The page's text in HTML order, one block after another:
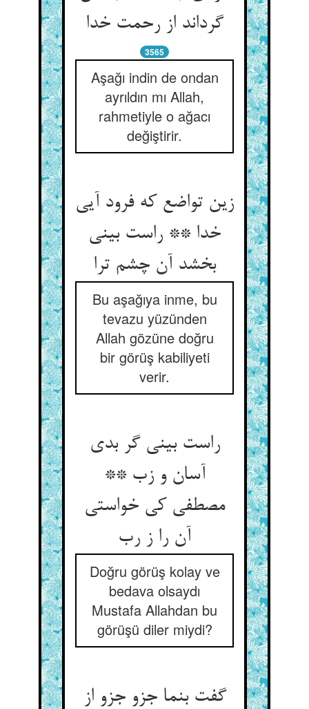
گرداند از رحمت خدا
3565
Aşağı indin de ondan
ayrıldın mı Allah,
rahmetiyle o ağacı
değiştirir.
زین تواضع که فرود آیی
خدا ** راست بینی
بخشد آن چشم ترا
Bu aşağıya inme, bu
tevazu yüzünden
Allah gözüne doğru
bir görüş kabiliyeti
verir.
راست بینی گر بدی
آسان و زب **
مصطفی کی خواستی
آن را ز رب
Doğru görüş kolay ve
bedava olsaydı
Mustafa Allahdan bu
görüşü diler miydi?
گفت بنما جزو جزو از